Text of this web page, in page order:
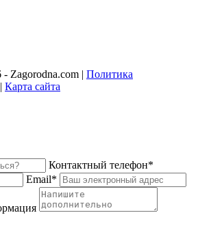
Zagorodna.com | Политика
| Карта сайта
Контактный телефон*
Email*